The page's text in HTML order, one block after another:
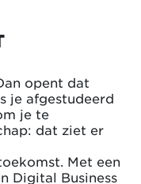
opent dat
je afgestudeerd
je te
dat ziet er
Met een
Digital Business